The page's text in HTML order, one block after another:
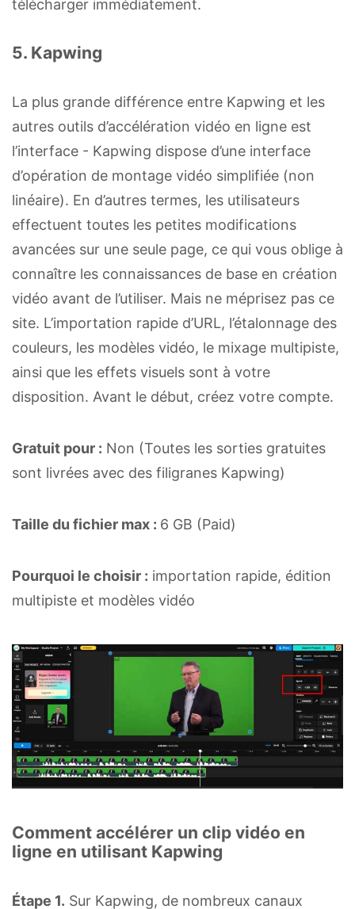
télécharger immédiatement.
5. Kapwing
La plus grande différence entre Kapwing et les
autres outils d’accélération vidéo en ligne est
l’interface - Kapwing dispose d’une interface
d’opération de montage vidéo simplifiée (non
linéaire). En d’autres termes, les utilisateurs
effectuent toutes les petites modifications
avancées sur une seule page, ce qui vous oblige à
connaître les connaissances de base en création
vidéo avant de l’utiliser. Mais ne méprisez pas ce
site. L’importation rapide d’URL, l’étalonnage des
couleurs, les modèles vidéo, le mixage multipiste,
ainsi que les effets visuels sont à votre
disposition. Avant le début, créez votre compte.
Gratuit pour : Non (Toutes les sorties gratuites
sont livrées avec des filigranes Kapwing)
Taille du fichier max : 6 GB (Paid)
Pourquoi le choisir : importation rapide, édition
multipiste et modèles vidéo
Comment accélérer un clip vidéo en
ligne en utilisant Kapwing
Étape 1. Sur Kapwing, de nombreux canaux